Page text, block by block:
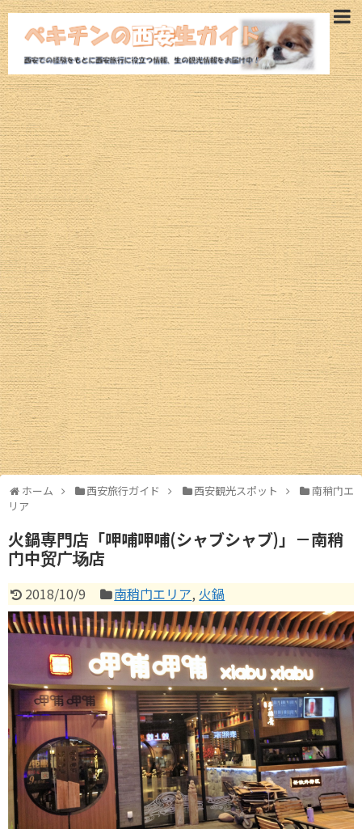
ホーム 西安旅行ガイド 西安観光スポット
南稍门エ
リア
火鍋専門店「呷哺呷哺(シャブシャブ)」－南稍
门中贸广场店
2018/10/9 南稍门エリア, 火鍋
西安旅行ガイド
西安観光モデルコース
西安ホテル
西安観光スポット
魅惑の西安グルメ
航空券
西安ツアー
治安情報
西安の気候・空気
西安ギャラリー
西安交通情報
お土産情報
中国圏旅行ガイド
北京
上海情報
広州・深圳
成都
武漢
内モンゴル
中国その他のエリア